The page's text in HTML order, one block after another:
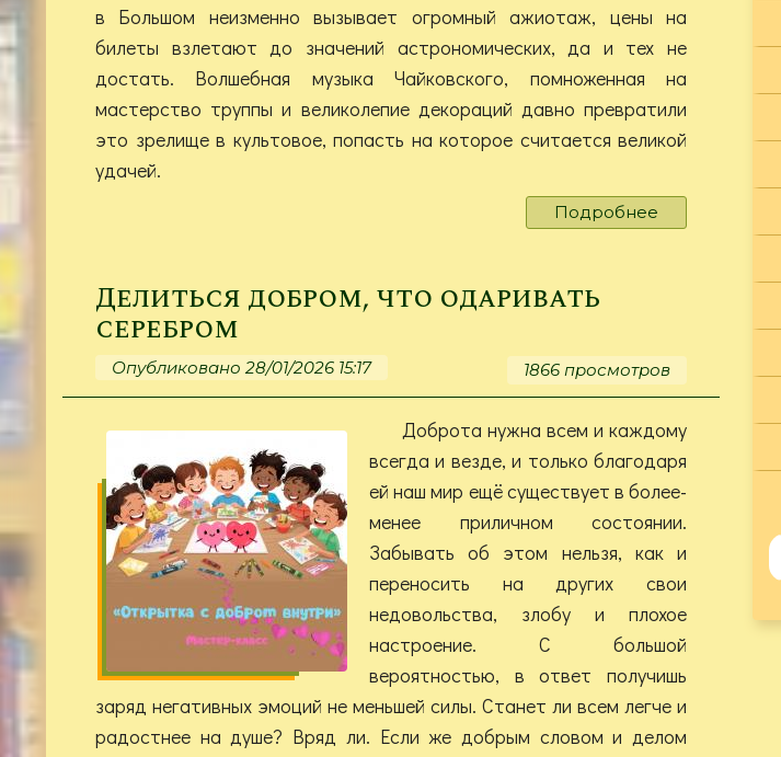
в Большом неизменно вызывает огромный ажиотаж, цены на
билеты взлетают до значений астрономических, да и тех не
достать. Волшебная музыка Чайковского, помноженная на
мастерство труппы и великолепие декораций давно превратили
это зрелище в культовое, попасть на которое считается великой
удачей.
Подробнее
Все
грызунами!
Делиться добром, что одаривать
серебром
Опубликовано 28/01/2026 15:17 1866 просмотров
Доброта нужна всем и каждому
всегда и везде, и только благодаря
ей наш мир ещё существует в более-
менее приличном состоянии.
Забывать об этом нельзя, как и
переносить на других свои
недовольства, злобу и плохое
настроение. С большой
вероятностью, в ответ получишь
заряд негативных эмоций не меньшей силы. Станет ли всем легче и
радостнее на душе? Вряд ли. Если же добрым словом и делом